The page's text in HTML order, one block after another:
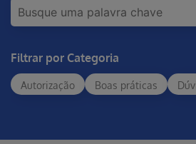
Filtrar por Categoria
Autorização Boas práticas